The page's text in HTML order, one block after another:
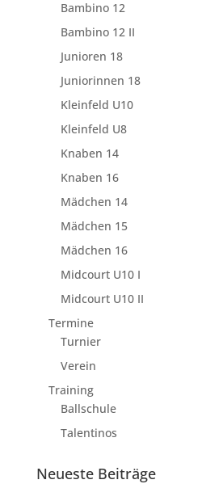
Bambino 12
Bambino 12 II
Junioren 18
Juniorinnen 18
Kleinfeld U10
Kleinfeld U8
Knaben 14
Knaben 16
Mädchen 14
Mädchen 15
Mädchen 16
Midcourt U10 I
Midcourt U10 II
Termine
Turnier
Verein
Training
Ballschule
Talentinos
Neueste Beiträge